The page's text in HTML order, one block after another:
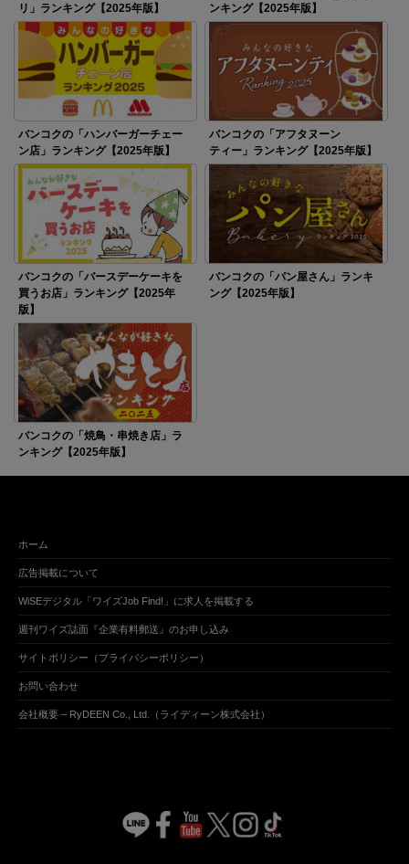
リ」ランキング【2025年版】
ンキング【2025年版】
バンコクの「ハンバーガーチェー
ン店」ランキング【2025年版】
バンコクの「アフタヌーン
ティー」ランキング【2025年版】
バンコクの「バースデーケーキを
買うお店」ランキング【2025年
版】
バンコクの「パン屋さん」ランキ
ング【2025年版】
バンコクの「焼鳥・串焼き店」ラ
ンキング【2025年版】
ホーム
広告掲載について
WiSEデジタル「ワイズJob Find!」に求人を掲載する
週刊ワイズ誌面『企業有料郵送』のお申し込み
サイトポリシー（プライバシーポリシー）
お問い合わせ
会社概要 – RyDEEN Co., Ltd.（ライディーン株式会社）